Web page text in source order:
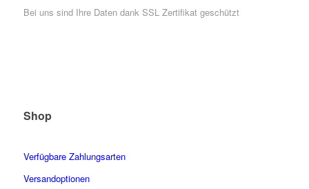
Bei uns sind Ihre Daten dank SSL Zertifikat geschützt
Shop
Verfügbare Zahlungsarten
Versandoptionen